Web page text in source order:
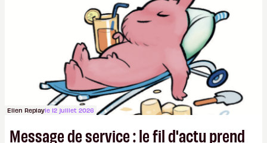
joueurs majeurs (+32 %). L'avenir appartient donc
aux adultes, qui ne sont jamais que des enfants
avec du pouvoir d'achat.P.
Ellen Replayle 12 juillet 2026
Message de service : le fil d'actu prend